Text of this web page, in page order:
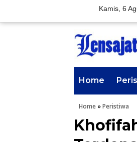
Kamis, 6
Home
Home »Peristiwa